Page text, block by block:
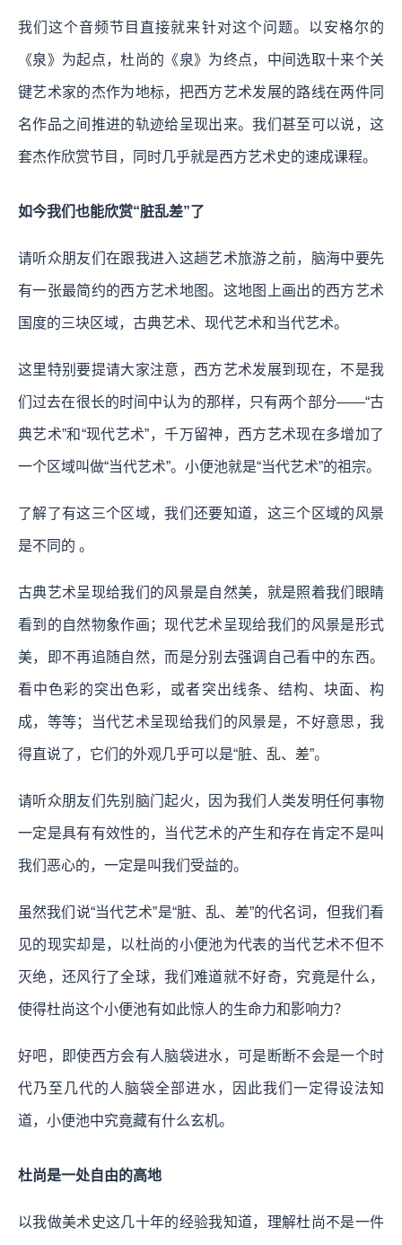
我们这个音频节目直接就来针对这个问题。以安格尔的
《泉》为起点，杜尚的《泉》为终点，中间选取十来个关
键艺术家的杰作为地标，把西方艺术发展的路线在两件同
名作品之间推进的轨迹给呈现出来。我们甚至可以说，这
套杰作欣赏节目，同时几乎就是西方艺术史的速成课程。
如今我们也能欣赏“脏乱差”了
请听众朋友们在跟我进入这趟艺术旅游之前，脑海中要先
有一张最简约的西方艺术地图。这地图上画出的西方艺术
国度的三块区域，古典艺术、现代艺术和当代艺术。
这里特别要提请大家注意，西方艺术发展到现在，不是我
们过去在很长的时间中认为的那样，只有两个部分——“古
典艺术”和“现代艺术”，千万留神，西方艺术现在多增加了
一个区域叫做“当代艺术”。小便池就是“当代艺术”的祖宗。
了解了有这三个区域，我们还要知道，这三个区域的风景
是不同的 。
古典艺术呈现给我们的风景是自然美，就是照着我们眼睛
看到的自然物象作画；现代艺术呈现给我们的风景是形式
美，即不再追随自然，而是分别去强调自己看中的东西。
看中色彩的突出色彩，或者突出线条、结构、块面、构
成，等等；当代艺术呈现给我们的风景是，不好意思，我
得直说了，它们的外观几乎可以是“脏、乱、差”。
请听众朋友们先别脑门起火，因为我们人类发明任何事物
一定是具有有效性的，当代艺术的产生和存在肯定不是叫
我们恶心的，一定是叫我们受益的。
虽然我们说“当代艺术”是“脏、乱、差”的代名词，但我们看
见的现实却是，以杜尚的小便池为代表的当代艺术不但不
灭绝，还风行了全球，我们难道就不好奇，究竟是什么，
使得杜尚这个小便池有如此惊人的生命力和影响力？
好吧，即使西方会有人脑袋进水，可是断断不会是一个时
代乃至几代的人脑袋全部进水，因此我们一定得设法知
道，小便池中究竟藏有什么玄机。
杜尚是一处自由的高地
以我做美术史这几十年的经验我知道，理解杜尚不是一件